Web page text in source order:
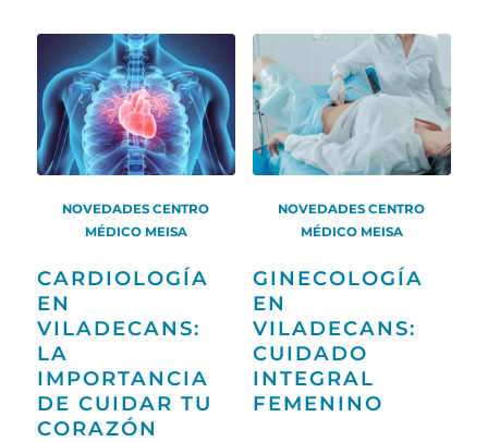
NOVEDADES CENTRO
MÉDICO MEISA
CARDIOLOGÍA
EN
VILADECANS:
LA
IMPORTANCIA
DE CUIDAR TU
CORAZÓN
NOVEDADES CENTRO
MÉDICO MEISA
GINECOLOGÍA
EN
VILADECANS:
CUIDADO
INTEGRAL
FEMENINO